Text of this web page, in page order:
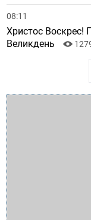
08:11
Христос Воскрес!
Великдень